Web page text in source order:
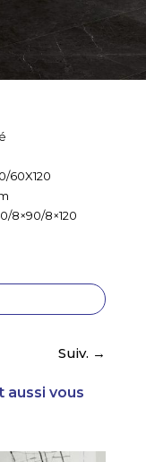
60X120
8×90/8×120
Suiv. →
aussi vous